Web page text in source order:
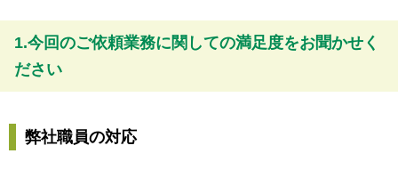
1.今回のご依頼業務に関しての満足度をお聞かせく
ださい
弊社職員の対応